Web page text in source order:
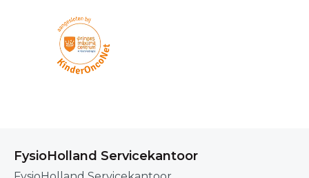
FysioHolland Servicekantoor